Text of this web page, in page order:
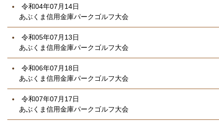
令和04年07月14日
あぶくま信用金庫パークゴルフ大会
令和05年07月13日
あぶくま信用金庫パークゴルフ大会
令和06年07月18日
あぶくま信用金庫パークゴルフ大会
令和07年07月17日
あぶくま信用金庫パークゴルフ大会